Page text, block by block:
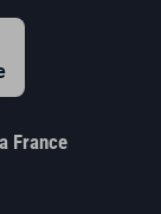
France